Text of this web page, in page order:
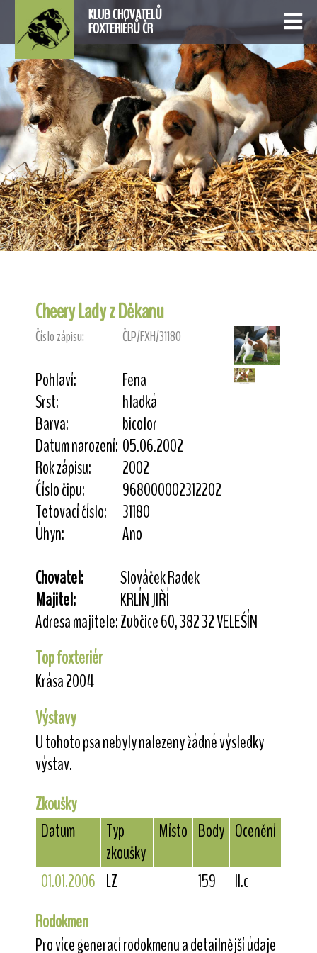
KLUB CHOVATELŮ
FOXTERIÉRŮ ČR
Cheery Lady z Děkanu
Číslo zápisu: ČLP/FXH/31180
Pohlaví:
Fena
Srst:
hladká
Barva:
bicolor
Datum narození: 05.06.2002
Rok zápisu:
2002
Číslo čipu:
968000002312202
Tetovací číslo:
31180
Úhyn:
Ano
Chovatel:
Slováček Radek
Majitel:
KRLÍN JIŘÍ
Adresa majitele:Zubčice 60, 382 32 VELEŠÍN
Top foxteriér
Krása 2004
Výstavy
U tohoto psa nebyly nalezeny žádné výsledky
výstav.
Zkoušky
Datum
Typ
zkoušky
Místo Body Ocenění
01.01.2006 LZ 159
II.c
Rodokmen
Pro více generací rodokmenu a detailnější údaje